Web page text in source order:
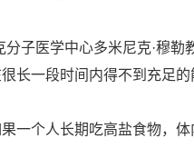
医学中心多米尼克·穆勒
长一段时间内得不到充足的
个人长期吃高盐食物，体